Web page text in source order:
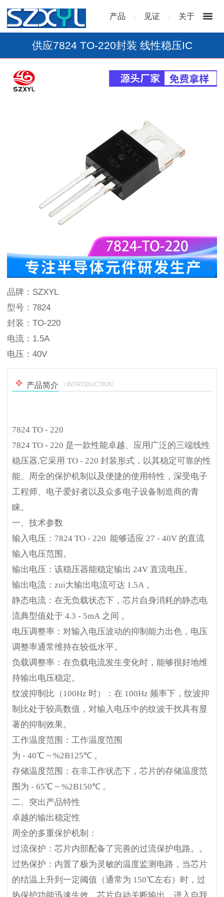
产品 | 见证 | 关于
供应7824 TO-220封装 线性稳压IC
1 /1
品牌：SZXYL
型号：7824
封装：TO-220
电流：1.5A
电压：40V
产品简介 / INTRODUCTION
7824 TO - 220
7824 TO - 220 是一款性能卓越、应用广泛的三端线性
稳压器,它采用 TO - 220 封装形式，以其稳定可靠的性
能、周全的保护机制以及便捷的使用特性，深受电子
工程师、电子爱好者以及众多电子设备制造商的青
睐。
一、技术参数
输入电压：7824 TO - 220 能够适应 27 - 40V 的直流
输入电压范围。
输出电压：该稳压器能稳定输出 24V 直流电压。
输出电流：zui大输出电流可达 1.5A 。
静态电流：在无负载状态下，芯片自身消耗的静态电
流典型值处于 4.3 - 5mA 之间 。
电压调整率：对输入电压波动的抑制能力出色，电压
调整率通常维持在较低水平。
负载调整率：在负载电流发生变化时，能够很好地维
持输出电压稳定。
纹波抑制比（100Hz 时）：在 100Hz 频率下，纹波抑
制比处于较高数值，对输入电压中的纹波干扰具有显
著的抑制效果。
工作温度范围：工作温度范围
为 - 40℃ ~ %2B125℃ 。
存储温度范围：在非工作状态下，芯片的存储温度范
围为 - 65℃ ~ %2B150℃ 。
二、突出产品特性
卓越的输出稳定性
周全的多重保护机制：
过流保护：芯片内部配备了完善的过流保护电路。。
过热保护：内置了极为灵敏的温度监测电路，当芯片
的结温上升到一定阈值（通常为 150℃左右）时，过